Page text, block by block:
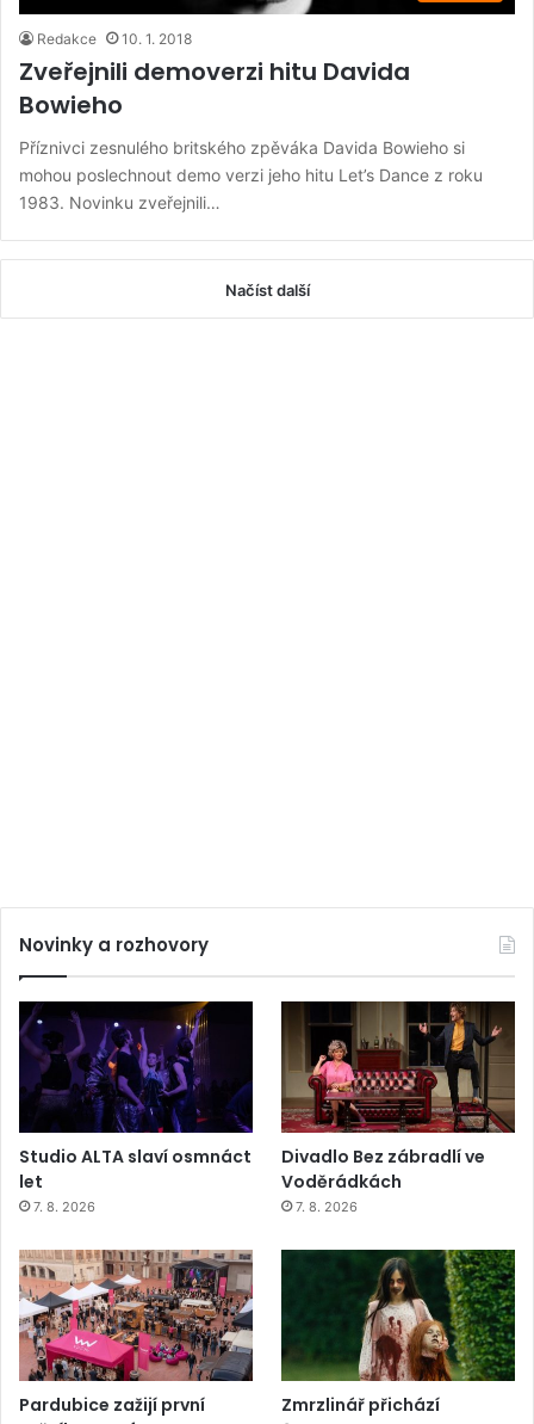
Redakce 10. 1. 2018
Zveřejnili demoverzi hitu Davida
Bowieho
Příznivci zesnulého britského zpěváka Davida Bowieho si
mohou poslechnout demo verzi jeho hitu Let’s Dance z roku
1983. Novinku zveřejnili…
Načíst další
Novinky a rozhovory
Studio ALTA slaví osmnáct
let
7. 8. 2026
Divadlo Bez zábradlí ve
Voděrádkách
7. 8. 2026
Pardubice zažijí první
Zmrzlinář přichází